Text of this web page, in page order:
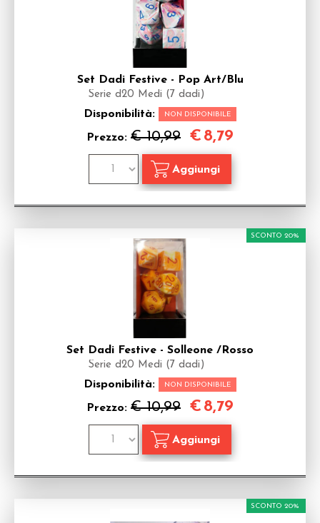
Set Dadi Festive - Pop Art/Blu
Serie d20 Medi (7 dadi)
Disponibilità: NON DISPONIBILE
Prezzo: € 10,99 € 8,79
Set Dadi Festive - Solleone /Rosso
Serie d20 Medi (7 dadi)
Disponibilità: NON DISPONIBILE
Prezzo: € 10,99
SCONTO 20%
€ 8,79
SCONTO 20%